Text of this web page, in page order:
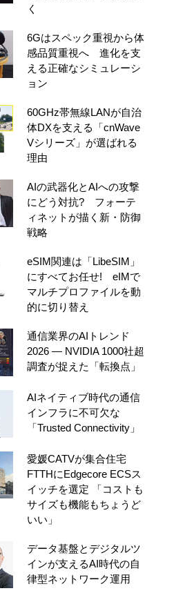
く
6Gはスペック重視から体
感品質重視へ 進化を支
える正確なシミュレーシ
ョン
60GHz帯無線LANが自治
体DXを支える「cnWave
Vシリーズ」が選ばれる
理由
AIの武器化とAIへの攻撃
にどう対抗? フォーテ
ィネットが描く新・防御
戦略
eSIM関連は「LibeSIM」
にすべてお任せ! eIMで
マルチプロファイルを動
的に切り替え
通信業界のAIトレンド
2026 ― NVIDIA 1000社超
調査が捉えた「転換点」
AIネイティブ時代の通信
インフラに不可欠な
「Trusted Connectivity」
愛媛CATVが集合住宅
FTTHにEdgecore ECSス
イッチを選定 「コストも
サイズも機能もちょうど
いい」
データ基盤とデジタルツ
インが支えるAI時代の自
律型ネットワーク運用